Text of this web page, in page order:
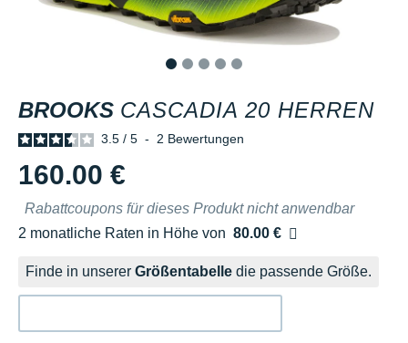
BROOKS CASCADIA 20 HERREN
3.5 / 5 - 2 Bewertungen
160.00 €
Rabattcoupons für dieses Produkt nicht anwendbar
2 monatliche Raten in Höhe von 80.00 €
Ohne Zusatzkosten
Finde in unserer Größentabelle die passende Größe.